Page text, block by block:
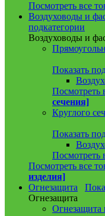
Посмотреть все
Воздуховоды и
подкатегории
Воздуховоды и
Показать
Посмотреть
сечения]
Круглого
Показать
Посмотреть
Посмотреть все
изделия]
Огнезащита
Огнезащита
Огнезащита